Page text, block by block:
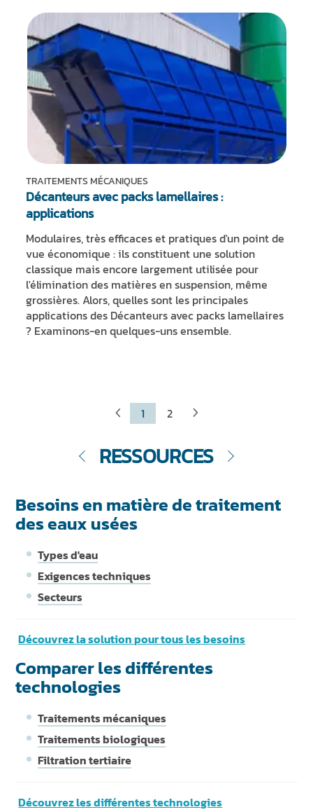
TRAITEMENTS MÉCANIQUES
Décanteurs avec packs lamellaires :
applications
Modulaires, très efficaces et pratiques d'un point de
vue économique : ils constituent une solution
classique mais encore largement utilisée pour
l'élimination des matières en suspension, même
grossières. Alors, quelles sont les principales
applications des Décanteurs avec packs lamellaires
? Examinons-en quelques-uns ensemble.
1 2
RESSOURCES
Besoins en matière de traitement
des eaux usées
Types d'eau
Exigences techniques
Secteurs
Découvrez la solution pour tous les besoins
Comparer les différentes
technologies
Traitements mécaniques
Traitements biologiques
Filtration tertiaire
Découvrez les différentes technologies